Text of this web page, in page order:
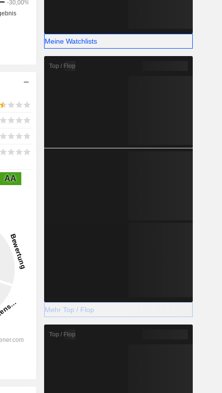
AA
Meine Watchlists
Top / Flop
Mehr Top / Flop
Top / Flop